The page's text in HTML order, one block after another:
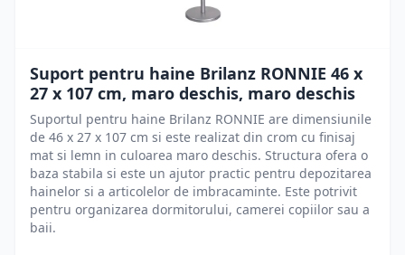
Suport pentru haine Brilanz RONNIE 46 x
27 x 107 cm, maro deschis, maro deschis
Suportul pentru haine Brilanz RONNIE are dimensiunile
de 46 x 27 x 107 cm si este realizat din crom cu finisaj
mat si lemn in culoarea maro deschis. Structura ofera o
baza stabila si este un ajutor practic pentru depozitarea
hainelor si a articolelor de imbracaminte. Este potrivit
pentru organizarea dormitorului, camerei copiilor sau a
baii.